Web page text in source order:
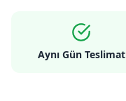
Aynı Gün Teslimat